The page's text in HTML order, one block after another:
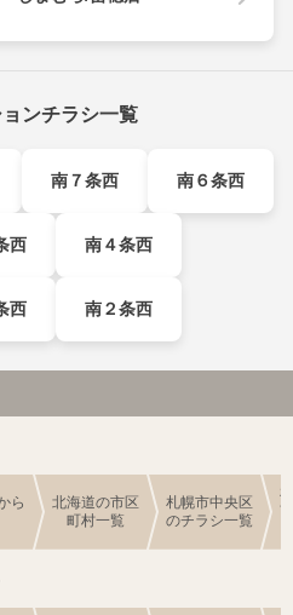
ンチラシ一覧
南７条西 南６条西
西 南４条西
西 南２条西
ら
北海道の市区
町村一覧
札幌市中央区
のチラシ一覧